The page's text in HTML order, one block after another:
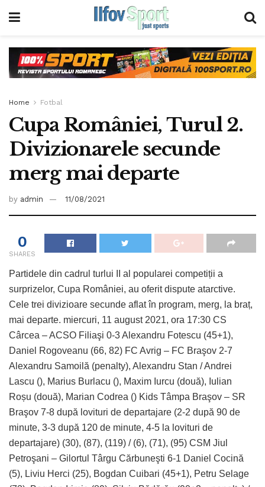
Home Fotbal
Cupa României, Turul 2.
Divizionarele secunde
merg mai departe
by admin 11/08/2021
0
SHARES
Partidele din cadrul turlui II al popularei competiții a
surprizelor, Cupa României, au oferit dispute atarctive.
Cele trei divizioare secunde aflat în program, merg, la braț,
mai departe. miercuri, 11 august 2021, ora 17:30 CS
Cârcea – ACSO Filiaşi 0-3 Alexandru Fotescu (45+1),
Daniel Rogoveanu (66, 82) FC Avrig – FC Braşov 2-7
Alexandru Samoilă (penalty), Alexandru Stan / Andrei
Lascu (), Marius Burlacu (), Maxim Iurcu (două), Iulian
Roșu (două), Marian Codrea () Kids Tâmpa Braşov – SR
Braşov 7-8 după lovituri de departajare (2-2 după 90 de
minute, 3-3 după 120 de minute, 4-5 la lovituri de
departajare) (30), (87), (119) / (6), (71), (95) CSM Jiul
Petroşani – Gilortul Târgu Cărbuneşti 6-1 Daniel Cocină
(5), Liviu Herci (25), Bogdan Cuibari (45+1), Petru Selage